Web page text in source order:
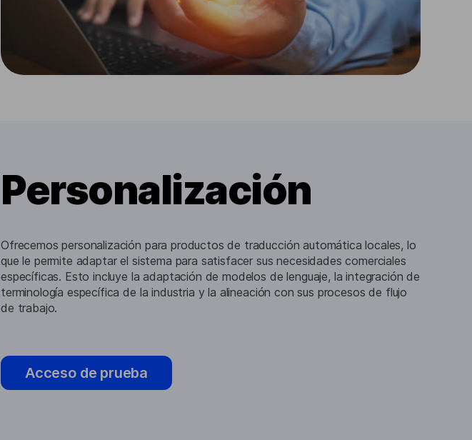
Personalización
Ofrecemos personalización para productos de traducción automática locales, lo
que le permite adaptar el sistema para satisfacer sus necesidades comerciales
específicas. Esto incluye la adaptación de modelos de lenguaje, la integración de
terminología específica de la industria y la alineación con sus procesos de flujo
de trabajo.
Acceso de prueba